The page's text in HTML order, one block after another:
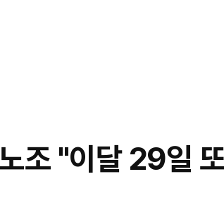
조 "이달 29일